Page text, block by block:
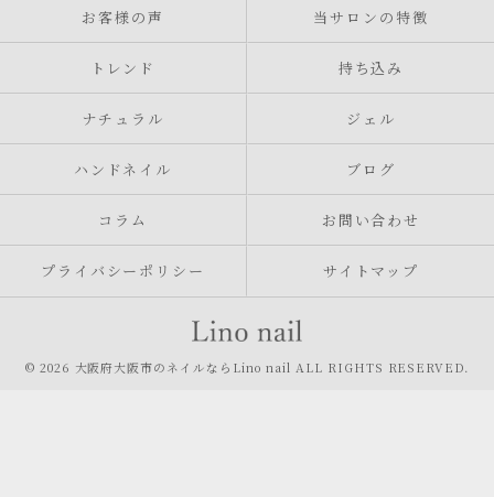
お客様の声 当サロンの特徴
トレンド 持ち込み
ナチュラル ジェル
ハンドネイル ブログ
コラム お問い合わせ
プライバシーポリシー サイトマップ
© 2026 大阪府大阪市のネイルならLino nail ALL RIGHTS RESERVED.